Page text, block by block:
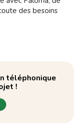
des besoins
téléphonique
!